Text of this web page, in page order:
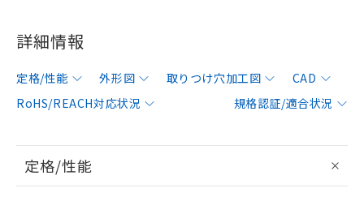
詳細情報
定格/性能 外形図 取りつけ穴加工図
CAD
RoHS/REACH対応状況
規格認証/適合状況
定格/性能